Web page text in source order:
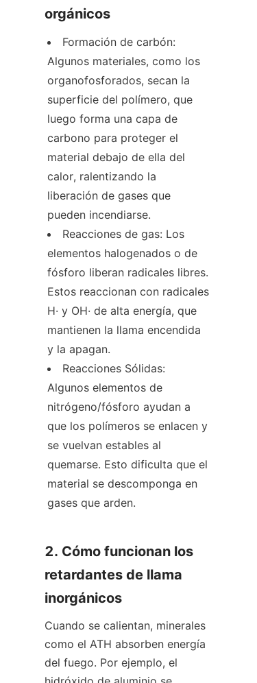
orgánicos
Formación de carbón:
Algunos materiales, como los
organofosforados, secan la
superficie del polímero, que
luego forma una capa de
carbono para proteger el
material debajo de ella del
calor, ralentizando la
liberación de gases que
pueden incendiarse.
Reacciones de gas: Los
elementos halogenados o de
fósforo liberan radicales libres.
Estos reaccionan con radicales
H· y OH· de alta energía, que
mantienen la llama encendida
y la apagan.
Reacciones Sólidas:
Algunos elementos de
nitrógeno/fósforo ayudan a
que los polímeros se enlacen y
se vuelvan estables al
quemarse. Esto dificulta que el
material se descomponga en
gases que arden.
2. Cómo funcionan los
retardantes de llama
inorgánicos
Cuando se calientan, minerales
como el ATH absorben energía
del fuego. Por ejemplo, el